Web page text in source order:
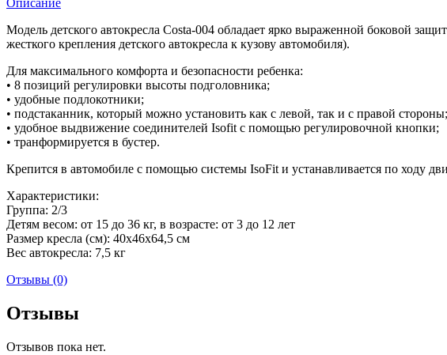
Описание
Модель детского автокресла Costa-004 обладает ярко выраженной боковой
жесткого крепления детского автокресла к кузову автомобиля).
Для максимального комфорта и безопасности ребенка:
• 8 позиций регулировки высоты подголовника;
• удобные подлокотники;
• подстаканник, который можно установить как с левой, так и с правой стороны;
• удобное выдвижение соединителей Isofit с помощью регулировочной кнопки;
• транформируется в бустер.
Крепится в автомобиле с помощью системы IsoFit и устанавливается по ходу
Характеристики:
Группа: 2/3
Детям весом: от 15 до 36 кг, в возрасте: от 3 до 12 лет
Размер кресла (см): 40х46х64,5 см
Вес автокресла: 7,5 кг
Отзывы (0)
Отзывы
Отзывов пока нет.